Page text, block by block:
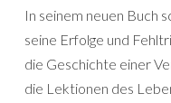
In seinem neuen Buch
seine Erfolge und
die Geschichte einer
die Lektionen des